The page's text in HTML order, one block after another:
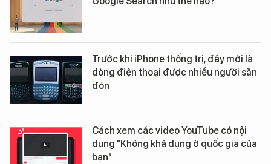
Trước khi iPhone thống trị, đây mới là
dòng điện thoại được nhiều người săn
đón
Cách xem các video YouTube có nội
dung "Không khả dụng ở quốc gia của
bạn"